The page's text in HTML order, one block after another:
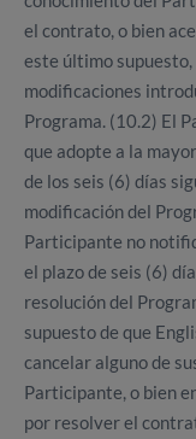
el contrato, o bien
este último supuesto,
modificaciones
Programa. (10.2) El
que adopte a la
de los seis (6) días
modificación del
Participante no
el plazo de seis (6)
resolución del
supuesto de que
cancelar alguno de
Participante, o bien
por resolver el